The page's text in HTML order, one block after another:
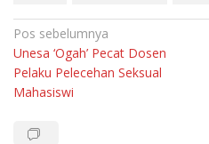
Navigasi
pos
Pos sebelumnya
Unesa ‘Ogah’ Pecat Dosen
Pelaku Pelecehan Seksual
Mahasiswi